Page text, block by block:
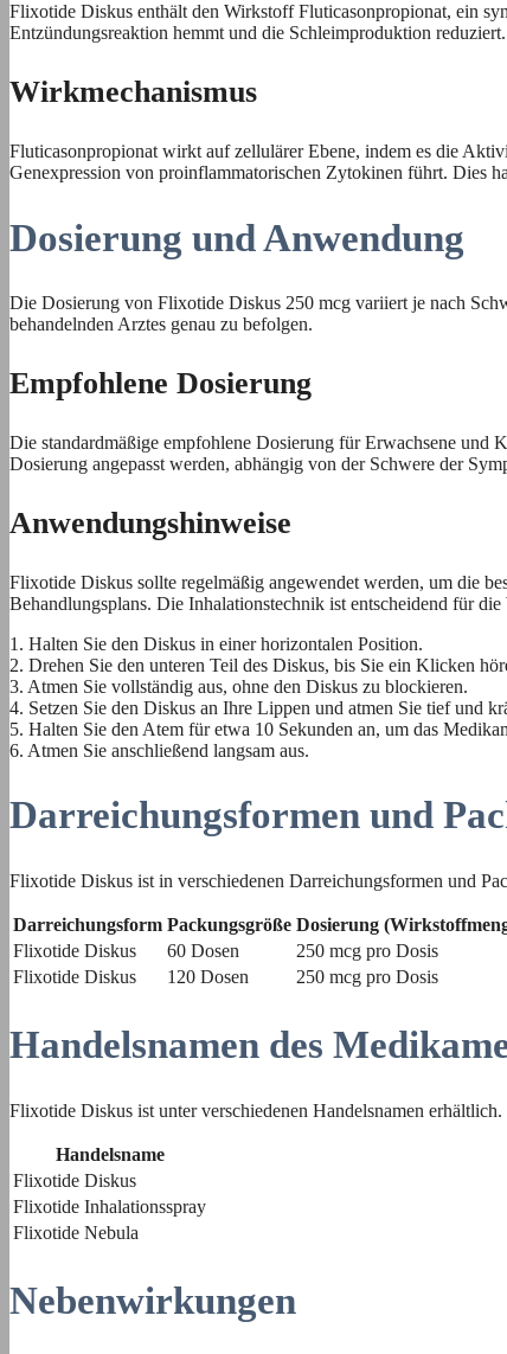
Flixotide Diskus enthält den Wirkstoff Fluticasonpropionat, ein
Entzündungsreaktion hemmt und die Schleimproduktion
Wirkmechanismus
Fluticasonpropionat wirkt auf zellulärer Ebene, indem es die
Genexpression von proinflammatorischen Zytokinen führt. Dies
Dosierung und Anwendung
Die Dosierung von Flixotide Diskus 250 mcg variiert je nach
behandelnden Arztes genau zu befolgen.
Empfohlene Dosierung
Die standardmäßige empfohlene Dosierung für Erwachsene und
Dosierung angepasst werden, abhängig von der Schwere der
Anwendungshinweise
Flixotide Diskus sollte regelmäßig angewendet werden, um die
Behandlungsplans. Die Inhalationstechnik ist entscheidend für
1. Halten Sie den Diskus in einer horizontalen Position.
2. Drehen Sie den unteren Teil des Diskus, bis Sie ein Klicken
3. Atmen Sie vollständig aus, ohne den Diskus zu blockieren.
4. Setzen Sie den Diskus an Ihre Lippen und atmen Sie tief und
5. Halten Sie den Atem für etwa 10 Sekunden an, um das
6. Atmen Sie anschließend langsam aus.
Darreichungsformen und
Flixotide Diskus ist in verschiedenen Darreichungsformen und
Darreichungsform Packungsgröße Dosierung
Flixotide Diskus
60 Dosen
250 mcg pro Dosis
Flixotide Diskus
120 Dosen 250 mcg pro Dosis
Handelsnamen des
Flixotide Diskus ist unter verschiedenen Handelsnamen
Handelsname
Flixotide Diskus
Flixotide Inhalationsspray
Flixotide Nebula
Nebenwirkungen